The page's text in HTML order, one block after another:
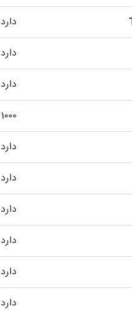
دارد
دارد
دارد
1000 کانال
دارد
دارد
دارد
دارد
دارد
دارد